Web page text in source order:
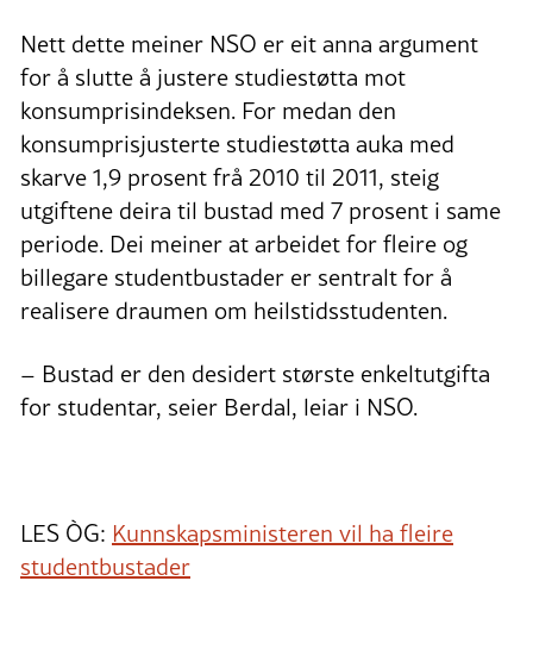
Nett dette meiner NSO er eit anna argument
for å slutte å justere studiestøtta mot
konsumprisindeksen. For medan den
konsumprisjusterte studiestøtta auka med
skarve 1,9 prosent frå 2010 til 2011, steig
utgiftene deira til bustad med 7 prosent i same
periode. Dei meiner at arbeidet for fleire og
billegare studentbustader er sentralt for å
realisere draumen om heilstidsstudenten.
– Bustad er den desidert største enkeltutgifta
for studentar, seier Berdal, leiar i NSO.
LES ÒG: Kunnskapsministeren vil ha fleire
studentbustader